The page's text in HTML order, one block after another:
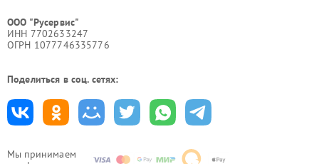
Мы принимаем
ООО "Русервис"
ИНН 7702633247
ОГРН 1077746335776
Поделиться в соц. сетях: